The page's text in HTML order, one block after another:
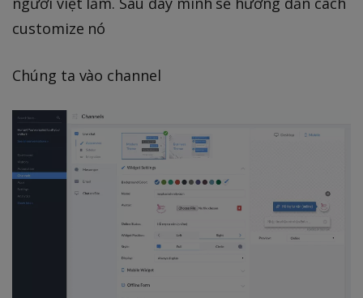
customize nó
Chúng ta vào channel